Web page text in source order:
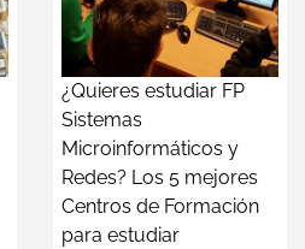
¿Quieres estudiar FP
Sistemas
Microinformáticos y
Redes? Los 5 mejores
Centros de Formación
para estudiar